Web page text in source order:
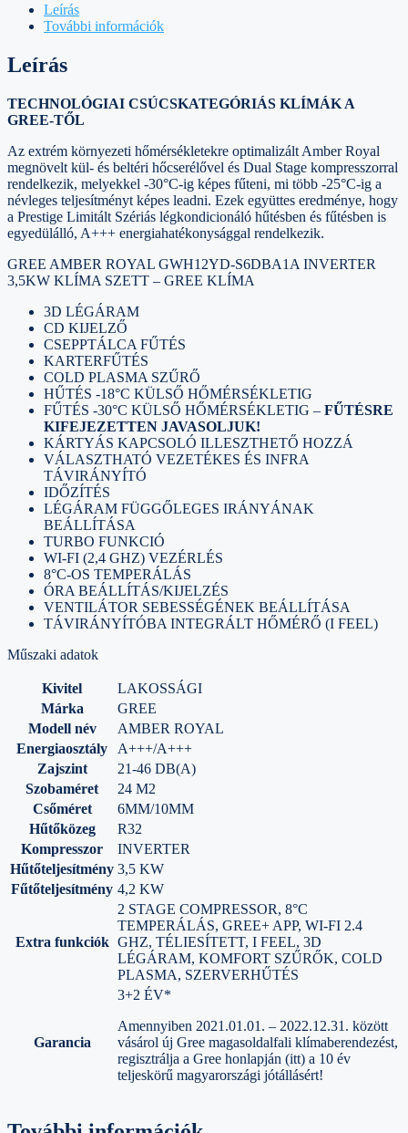
Leírás
További információk
Leírás
TECHNOLÓGIAI CSÚCSKATEGÓRIÁS KLÍMÁK A
GREE-TŐL
Az extrém környezeti hőmérsékletekre optimalizált Amber Royal
megnövelt kül- és beltéri hőcserélővel és Dual Stage kompresszorral
rendelkezik, melyekkel -30°C-ig képes fűteni, mi több -25°C-ig a
névleges teljesítményt képes leadni. Ezek együttes eredménye, hogy
a Prestige Limitált Szériás légkondicionáló hűtésben és fűtésben is
egyedülálló, A+++ energiahatékonysággal rendelkezik.
GREE AMBER ROYAL GWH12YD-S6DBA1A INVERTER
3,5KW KLÍMA SZETT – GREE KLÍMA
3D LÉGÁRAM
CD KIJELZŐ
CSEPPTÁLCA FŰTÉS
KARTERFŰTÉS
COLD PLASMA SZŰRŐ
HŰTÉS -18°C KÜLSŐ HŐMÉRSÉKLETIG
FŰTÉS -30°C KÜLSŐ HŐMÉRSÉKLETIG – FŰTÉSRE
KIFEJEZETTEN JAVASOLJUK!
KÁRTYÁS KAPCSOLÓ ILLESZTHETŐ HOZZÁ
VÁLASZTHATÓ VEZETÉKES ÉS INFRA
TÁVIRÁNYÍTÓ
IDŐZÍTÉS
LÉGÁRAM FÜGGŐLEGES IRÁNYÁNAK
BEÁLLÍTÁSA
TURBO FUNKCIÓ
WI-FI (2,4 GHZ) VEZÉRLÉS
8°C-OS TEMPERÁLÁS
ÓRA BEÁLLÍTÁS/KIJELZÉS
VENTILÁTOR SEBESSÉGÉNEK BEÁLLÍTÁSA
TÁVIRÁNYÍTÓBA INTEGRÁLT HŐMÉRŐ (I FEEL)
Műszaki adatok
Kivitel
LAKOSSÁGI
Márka
GREE
Modell név
AMBER ROYAL
Energiaosztály
A+++/A+++
Zajszint
21-46 DB(A)
Szobaméret
24 M2
Csőméret
6MM/10MM
Hűtőközeg
R32
Kompresszor
INVERTER
Hűtőteljesítmény 3,5 KW
Fűtőteljesítmény 4,2 KW
Extra funkciók
2 STAGE COMPRESSOR, 8°C
TEMPERÁLÁS, GREE+ APP, WI-FI 2.4
GHZ, TÉLIESÍTETT, I FEEL, 3D
LÉGÁRAM, KOMFORT SZŰRŐK, COLD
PLASMA, SZERVERHŰTÉS
Garancia
3+2 ÉV*
Amennyiben 2021.01.01. – 2022.12.31. között
vásárol új Gree magasoldalfali klímaberendezést,
regisztrálja a Gree honlapján (itt) a 10 év
teljeskörű magyarországi jótállásért!